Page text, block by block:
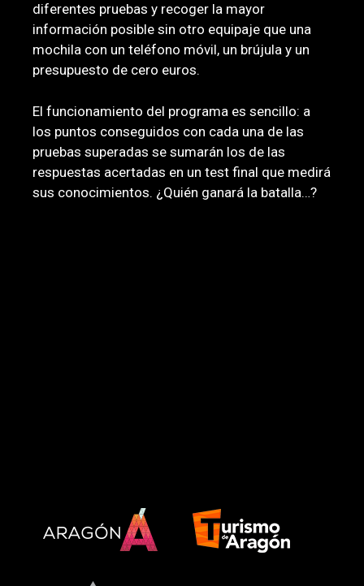
diferentes pruebas y recoger la mayor
información posible sin otro equipaje que una
mochila con un teléfono móvil, un brújula y un
presupuesto de cero euros.
El funcionamiento del programa es sencillo: a
los puntos conseguidos con cada una de las
pruebas superadas se sumarán los de las
respuestas acertadas en un test final que medirá
sus conocimientos. ¿Quién ganará la batalla…?